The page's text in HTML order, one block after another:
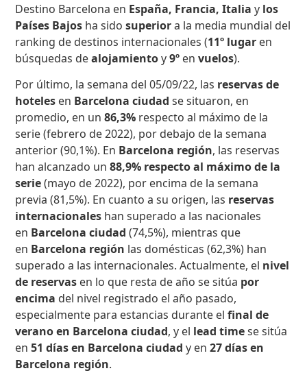
Destino Barcelona en España, Francia, Italia y los
Países Bajos ha sidosuperiora la media mundial del
ranking de destinos internacionales (11º lugar en
búsquedas dealojamientoy9º en vuelos).
Por último, la semana del 05/09/22, las reservas de
hoteles en Barcelona ciudad se situaron, en
promedio, en un 86,3% respecto al máximo de la
serie (febrero de 2022), por debajo de la semana
anterior (90,1%). En Barcelona región, las reservas
han alcanzado un88,9% respecto al máximo de la
serie(mayo de 2022), por encima de la semana
previa (81,5%). En cuanto a su origen, las reservas
internacionales han superado a las nacionales
en Barcelona ciudad (74,5%), mientras que
en Barcelona región las domésticas (62,3%) han
superado a las internacionales. Actualmente, el nivel
de reservas en lo que resta de año se sitúa por
encima del nivel registrado el año pasado,
especialmente para estancias durante elfinal de
verano en Barcelona ciudad, y el lead timese sitúa
en 51 días en Barcelona ciudady en27 días en
Barcelona región.